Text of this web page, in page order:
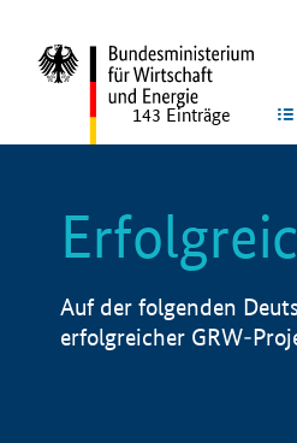
143 Einträge
Auf der folgenden
erfolgreicher GRW-